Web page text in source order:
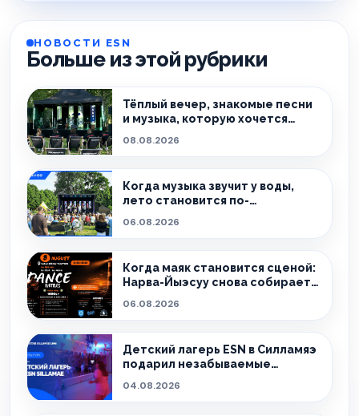
НОВОСТИ ESN
Больше из этой рубрики
Тёплый вечер, знакомые песни
и музыка, которую хочется
08.08.2026
Когда музыка звучит у воды,
лето становится по-
06.08.2026
Когда маяк становится сценой:
Нарва-Йыэсуу снова собирает
06.08.2026
Детский лагерь ESN в Силламяэ
подарил незабываемые
04.08.2026